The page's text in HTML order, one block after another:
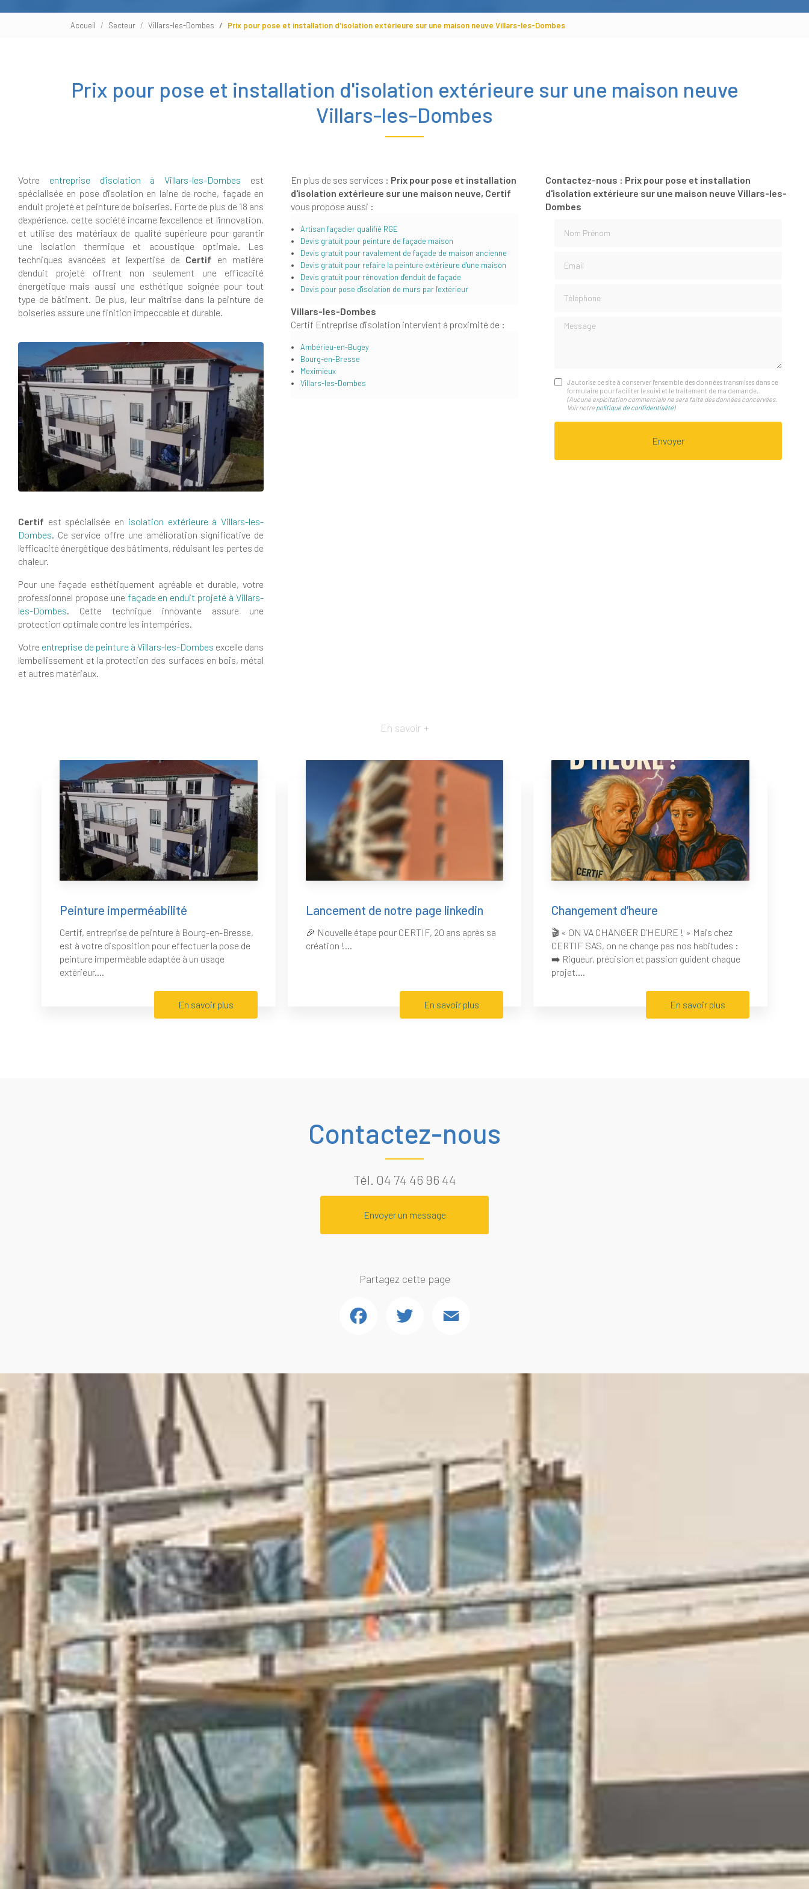
Accueil Secteur Villars-les-Dombes Prix pour pose et installation d'isolation extérieure sur une maison neuve Villars-les-Dombes
Prix pour pose et installation d'isolation extérieure sur une maison neuve
Villars-les-Dombes
Votre entreprise d'isolation à Villars-les-Dombes est
spécialisée en pose d'isolation en laine de roche, façade en
enduit projeté et peinture de boiseries. Forte de plus de 18 ans
d'expérience, cette société incarne l'excellence et l'innovation,
et utilise des matériaux de qualité supérieure pour garantir
une isolation thermique et acoustique optimale. Les
techniques avancées et l'expertise de Certif en matière
d'enduit projeté offrent non seulement une efficacité
énergétique mais aussi une esthétique soignée pour tout
type de bâtiment. De plus, leur maîtrise dans la peinture de
boiseries assure une finition impeccable et durable.
Certif est spécialisée en isolation extérieure à Villars-les-
Dombes . Ce service offre une amélioration significative de
l'efficacité énergétique des bâtiments, réduisant les pertes de
chaleur.
Pour une façade esthétiquement agréable et durable, votre
professionnel propose une façade en enduit projeté à Villars-
les-Dombes . Cette technique innovante assure une
protection optimale contre les intempéries.
Votre entreprise de peinture à Villars-les-Dombes excelle dans
l'embellissement et la protection des surfaces en bois, métal
et autres matériaux.
En plus de ses services : Prix pour pose et installation
d'isolation extérieure sur une maison neuve, Certif
vous propose aussi :
Artisan façadier qualifié RGE
Devis gratuit pour peinture de façade maison
Devis gratuit pour ravalement de façade de maison ancienne
Devis gratuit pour refaire la peinture extérieure d'une maison
Devis gratuit pour rénovation d'enduit de façade
Devis pour pose d'isolation de murs par l'extérieur
Villars-les-Dombes
Certif Entreprise d'isolation intervient à proximité de :
Ambérieu-en-Bugey
Bourg-en-Bresse
Meximieux
Villars-les-Dombes
Contactez-nous : Prix pour pose et installation
d'isolation extérieure sur une maison neuve Villars-les-
Dombes
Message
J'autorise ce site à conserver l'ensemble des données transmises dans ce
formulaire pour faciliter le suivi et le traitement de ma demande.
(Aucune exploitation commerciale ne sera faite des données concervées.
Voir notre politique de confidentialité)
En savoir +
Peinture imperméabilité
Certif, entreprise de peinture à Bourg-en-Bresse,
est à votre disposition pour effectuer la pose de
peinture imperméable adaptée à un usage
extérieur....
En savoir plus
Lancement de notre page linkedin
🎉 Nouvelle étape pour CERTIF, 20 ans après sa
création !...
En savoir plus
Changement d’heure
🎬 « ON VA CHANGER D’HEURE ! » Mais chez
CERTIF SAS, on ne change pas nos habitudes :
➡️ Rigueur, précision et passion guident chaque
projet....
En savoir plus
Contactez-nous
Tél. 04 74 46 96 44
Envoyer un message
Partagez cette page